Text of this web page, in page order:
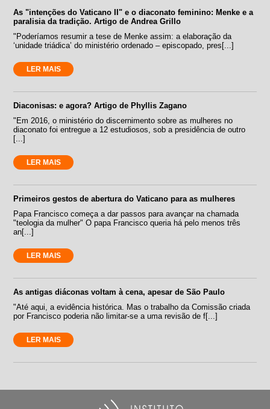
As "intenções do Vaticano II" e o diaconato feminino: Menke e a
paralisia da tradição. Artigo de Andrea Grillo
"Poderíamos resumir a tese de Menke assim: a elaboração da
‘unidade triádica’ do ministério ordenado – episcopado, pres[...]
LER MAIS
Diaconisas: e agora? Artigo de Phyllis Zagano
"Em 2016, o ministério do discernimento sobre as mulheres no
diaconato foi entregue a 12 estudiosos, sob a presidência de outro
[...]
LER MAIS
Primeiros gestos de abertura do Vaticano para as mulheres
Papa Francisco começa a dar passos para avançar na chamada
"teologia da mulher" O papa Francisco queria há pelo menos três
an[...]
LER MAIS
As antigas diáconas voltam à cena, apesar de São Paulo
"Até aqui, a evidência histórica. Mas o trabalho da Comissão criada
por Francisco poderia não limitar-se a uma revisão de f[...]
LER MAIS